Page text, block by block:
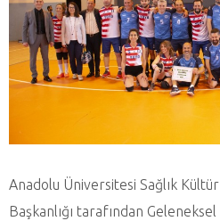
Anadolu Üniversitesi Sağlık
Başkanlığı tarafından